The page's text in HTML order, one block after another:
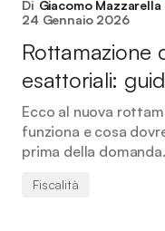
Di Giacomo Mazzarella
24 Gennaio 2026
Rottamazione
esattoriali:
Ecco al nuova
funziona e cosa
prima della domanda.
Fiscalità